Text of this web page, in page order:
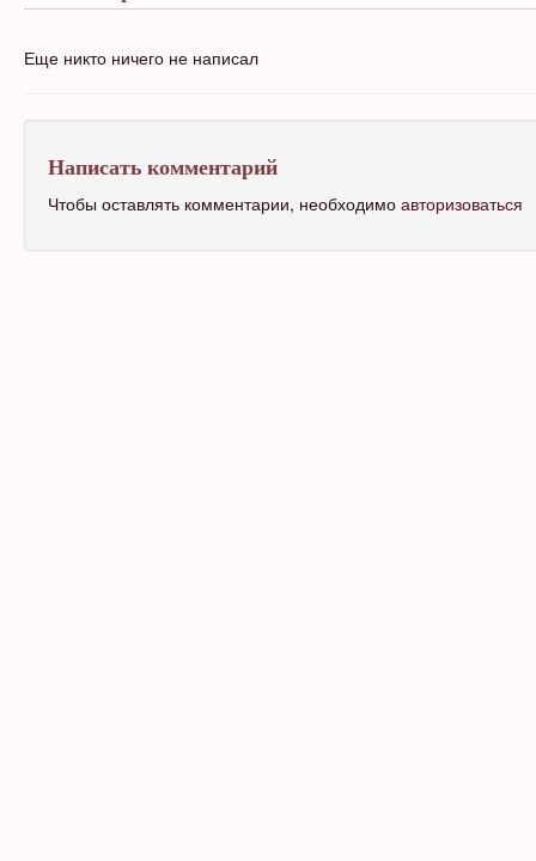
Еще никто ничего не написал
Написать комментарий
Чтобы оставлять комментарии, необходимо авторизоваться